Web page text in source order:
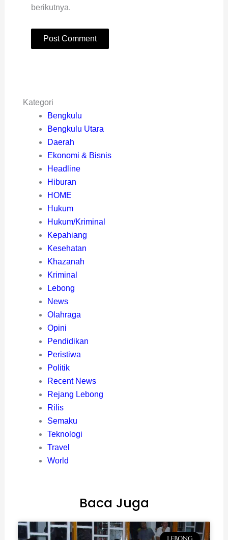
berikutnya.
Kategori
Bengkulu
Bengkulu Utara
Daerah
Ekonomi & Bisnis
Headline
Hiburan
HOME
Hukum
Hukum/Kriminal
Kepahiang
Kesehatan
Khazanah
Kriminal
Lebong
News
Olahraga
Opini
Pendidikan
Peristiwa
Politik
Recent News
Rejang Lebong
Rilis
Semaku
Teknologi
Travel
World
Baca Juga